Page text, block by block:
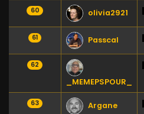
60 olivia2921
61 Passcal
62
_MEMEPSPOUR_
63 Argane